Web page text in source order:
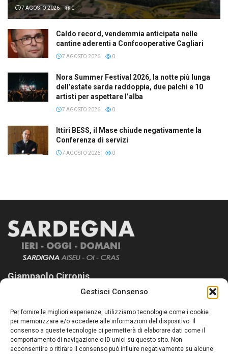
Gestisci Consenso
Per fornire le migliori esperienze, utilizziamo tecnologie come i cookie
per memorizzare e/o accedere alle informazioni del dispositivo. Il
consenso a queste tecnologie ci permetterà di elaborare dati come il
comportamento di navigazione o ID unici su questo sito. Non
acconsentire o ritirare il consenso può influire negativamente su alcune
7 AGOSTO 2026 0
Caldo record, vendemmia anticipata nelle
cantine aderenti a Confcooperative Cagliari
7 AGOSTO 2026 0
Nora Summer Festival 2026, la notte più lunga
dell’estate sarda raddoppia, due palchi e 10
artisti per aspettare l’alba
7 AGOSTO 2026 0
Ittiri BESS, il Mase chiude negativamente la
Conferenza di servizi
7 AGOSTO 2026 0
Giampaolo Cirronis
Sardegna Ieri-Oggi-Domani nasce per informare “liberamente” i
lettori su quanto accade in Sardegna, con un occhio rivolto al
nostro passato e, soprattutto, al nostro futuro
Follow Us